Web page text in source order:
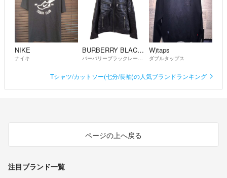
NIKE
ナイキ
BURBERRY BLACK LABEL
バーバリーブラックレーベル
W)taps
ダブルタップス
Tシャツ/カットソー(七分/長袖)の人気ブランドランキング
ページの上へ戻る
注目ブランド一覧